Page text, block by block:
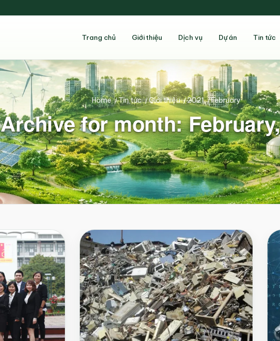
Trang chủ Giới thiệu Dịch vụ Dự án Tin tức
Archive for month:
Home /Tin tức /Giới thiệu /2021 /February